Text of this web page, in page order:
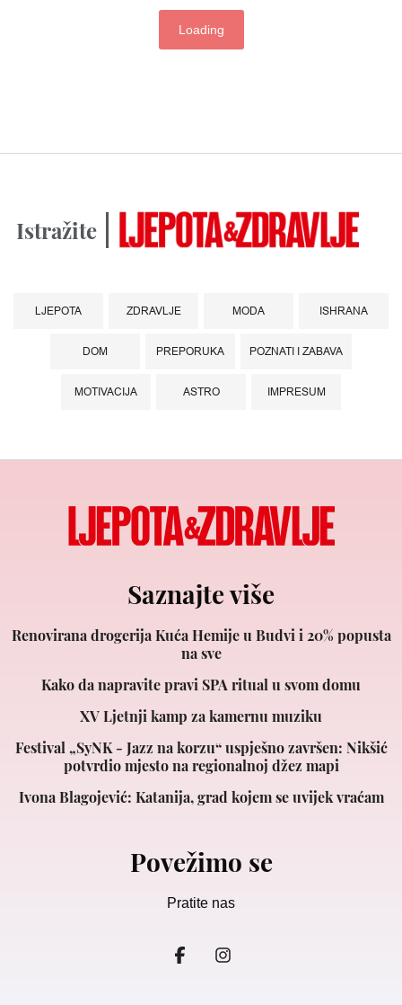
Loading
Istražite
LJEPOTA ZDRAVLJE MODA ISHRANA
DOM PREPORUKA POZNATI I ZABAVA
MOTIVACIJA ASTRO IMPRESUM
Saznajte više
Renovirana drogerija Kuća Hemije u Budvi i 20% popusta
na sve
Kako da napravite pravi SPA ritual u svom domu
XV Ljetnji kamp za kamernu muziku
Festival „SyNK - Jazz na korzu“ uspješno završen: Nikšić
potvrdio mjesto na regionalnoj džez mapi
Ivona Blagojević: Katanija, grad kojem se uvijek vraćam
Povežimo se
Pratite nas